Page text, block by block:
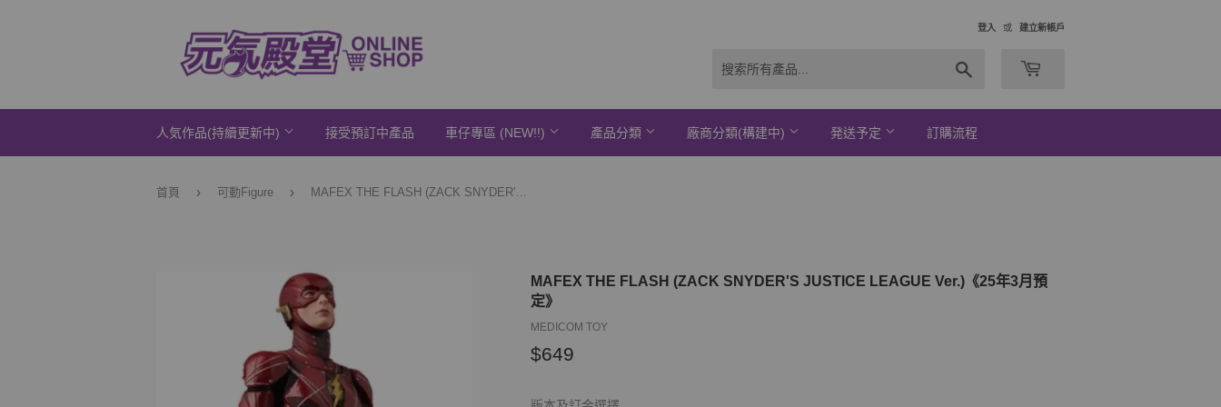
登入 或 建立新帳戶
人気作品(持續更新中) 接受預訂中產品 車仔專區 (NEW!!) 產品分類 廠商分類(構建中) 発送予定 訂購流程
首頁 › 可動Figure › MAFEX THE FLASH (ZACK SNYDER'S JUSTICE LEAGUE Ver.)《25年3月預定》
MAFEX THE FLASH (ZACK SNYDER'S JUSTICE LEAGUE Ver.)《25年3月預
定》
MEDICOM TOY
$649